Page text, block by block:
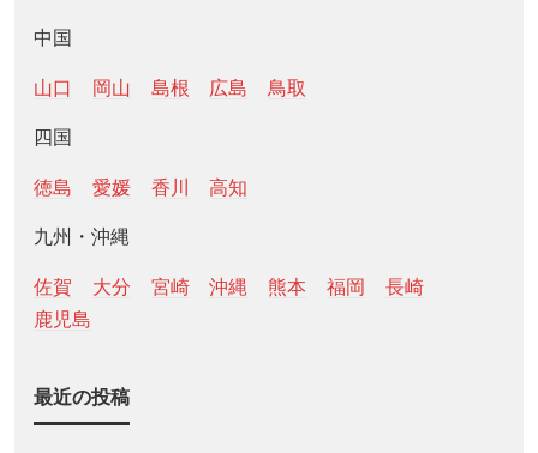
中国
山口 岡山 島根 広島 鳥取
四国
徳島 愛媛 香川 高知
九州・沖縄
佐賀 大分 宮崎 沖縄 熊本 福岡
長崎
鹿児島
最近の投稿